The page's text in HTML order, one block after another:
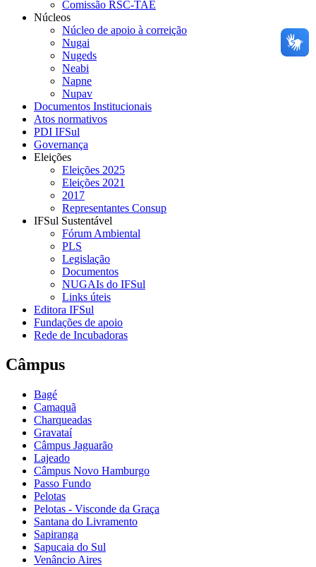
Comissão RSC-TAE
Núcleos
Núcleo de apoio à correição
Nugai
Nugeds
Neabi
Napne
Nupav
Documentos Institucionais
Atos normativos
PDI IFSul
Governança
Eleições
Eleições 2025
Eleições 2021
2017
Representantes Consup
IFSul Sustentável
Fórum Ambiental
PLS
Legislação
Documentos
NUGAIs do IFSul
Links úteis
Editora IFSul
Fundações de apoio
Rede de Incubadoras
Câmpus
Bagé
Camaquã
Charqueadas
Gravataí
Câmpus Jaguarão
Lajeado
Câmpus Novo Hamburgo
Passo Fundo
Pelotas
Pelotas - Visconde da Graça
Santana do Livramento
Sapiranga
Sapucaia do Sul
Venâncio Aires